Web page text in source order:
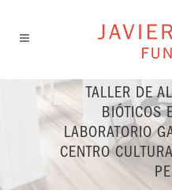
TALLER DE
BIÓTICOS
LABORATORIO
CENTRO